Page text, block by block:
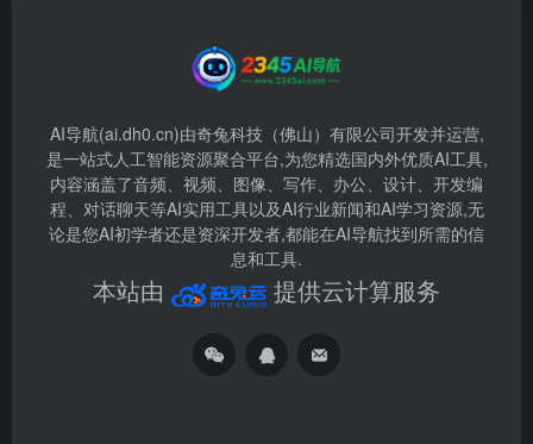
AI导航(ai.dh0.cn)由奇兔科技（佛山）有限公司开发并运营,
是一站式人工智能资源聚合平台,为您精选国内外优质AI工具,
内容涵盖了音频、视频、图像、写作、办公、设计、开发编
程、对话聊天等AI实用工具以及AI行业新闻和AI学习资源,无
论是您AI初学者还是资深开发者,都能在AI导航找到所需的信
息和工具.
本站由 提供云计算服务